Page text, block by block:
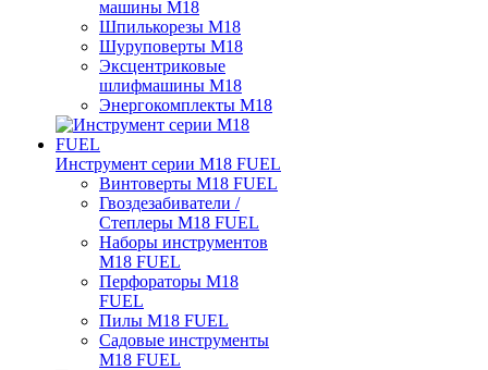
машины M18
Шпилькорезы M18
Шуруповерты M18
Эксцентриковые
шлифмашины M18
Энергокомплекты M18
Инструмент серии M18 FUEL
Винтоверты M18 FUEL
Гвоздезабиватели /
Степлеры M18 FUEL
Наборы инструментов
M18 FUEL
Перфораторы M18
FUEL
Пилы M18 FUEL
Садовые инструменты
M18 FUEL